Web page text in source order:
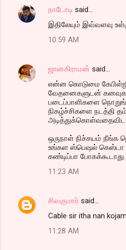
நாடோடி said…
இதிலேயும் இவ்வ‌ள‌வு
10:59 AM
ஜானகிராமன் said…
என்ன கொடுமை
வேதனைகளுடன்
படைப்பாளிகளை
நிகழ்ச்சிகளை நடத்தி
அடித்துக்கொள்வதைவிட
ஒருநாள் நிச்சயம் நீங்க
உங்கள ஸ்பெஷல் கெஸ்டா
கண்டிப்பா
11:23 AM
சிவகுமார் said…
Cable sir itha nan
11:28 AM